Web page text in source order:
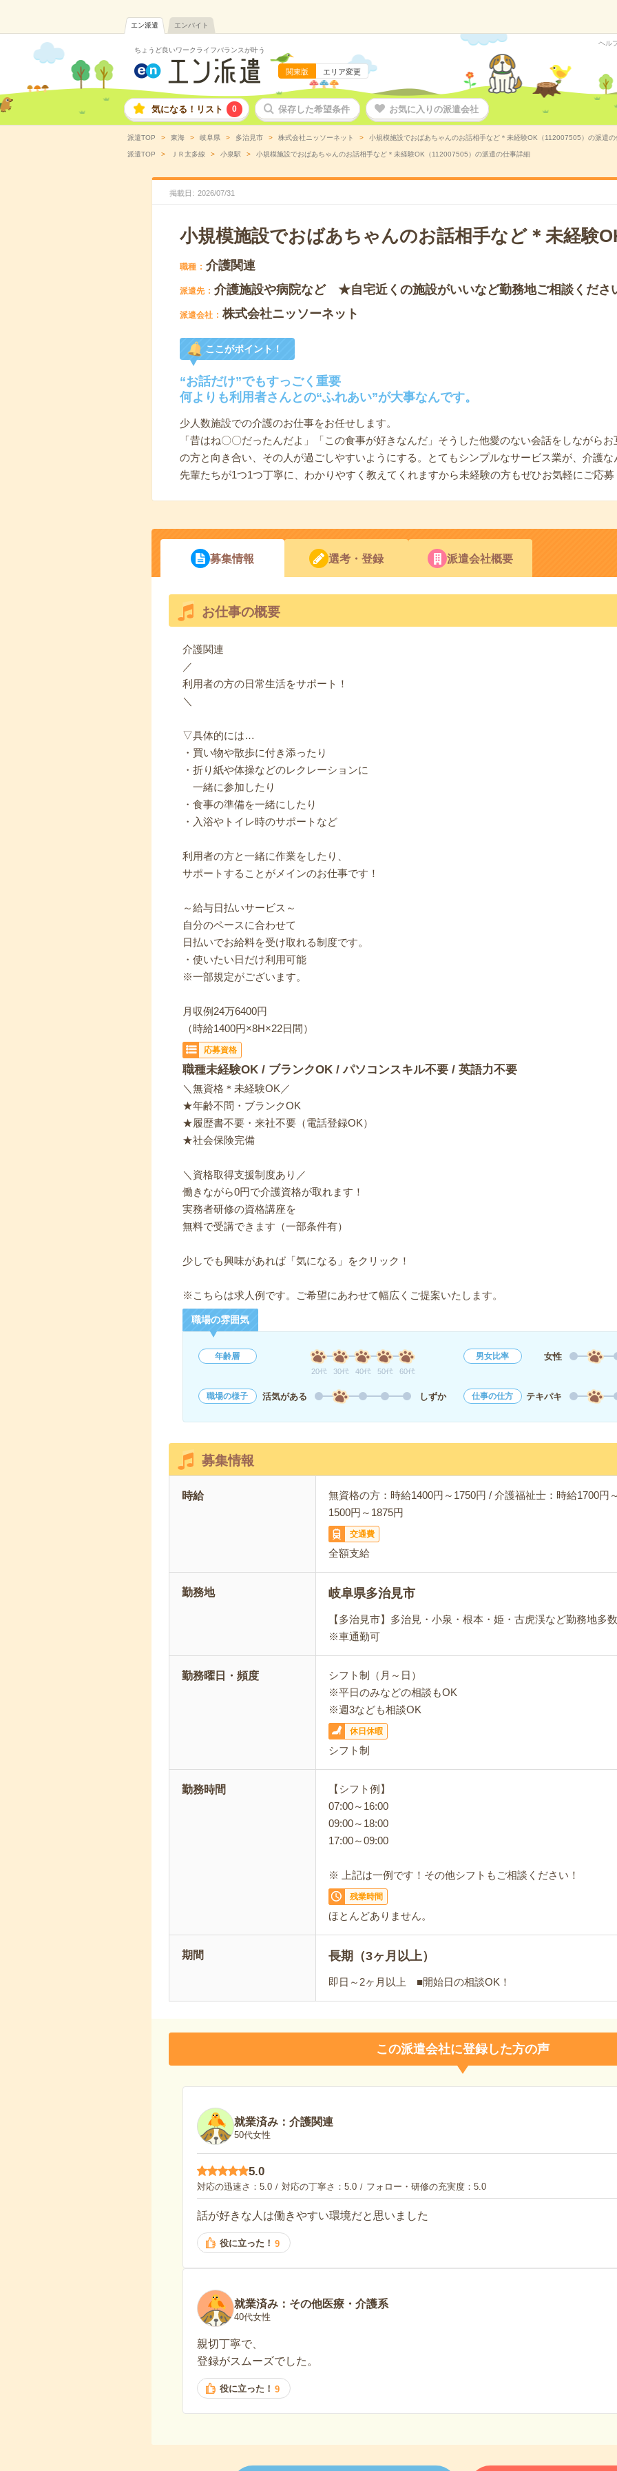
エン派遣 エンバイト
ちょうど良いワークライフバランスが叶う
関東版 エリア変更
ヘル
気になる！リスト 0 保存した希望条件 お気に入りの派遣会社
派遣TOP 東海 岐阜県 多治見市 株式会社ニッソーネット 小規模施設でおばあちゃんのお話相手など＊未経験OK（112007505）の派遣の
派遣TOP ＪＲ太多線 小泉駅 小規模施設でおばあちゃんのお話相手など＊未経験OK（112007505）の派遣の仕事詳細
掲載日 2026/07/31
小規模施設でおばあちゃんのお話相手など＊未経験
職種 介護関連
派遣先 介護施設や病院など ★自宅近くの施設がいいなど勤務地ご相談くださ
派遣会社 株式会社ニッソーネット
ここがポイント！
“お話だけ”でもすっごく重要
何よりも利用者さんとの“ふれあい”が大事なんです。
少人数施設での介護のお仕事をお任せします。
「昔はね〇〇だったんだよ」「この食事が好きなんだ」そうした他愛のない会話をしながら
の方と向き合い、その人が過ごしやすいようにする。とてもシンプルなサービス業が、介護な
先輩たちが1つ1つ丁寧に、わかりやすく教えてくれますから未経験の方もぜひお気軽にご応
募集情報 選考・登録 派遣会社概要
お仕事の概要
介護関連
／
利用者の方の日常生活をサポート！
＼
▽具体的には…
・買い物や散歩に付き添ったり
・折り紙や体操などのレクレーションに
一緒に参加したり
・食事の準備を一緒にしたり
・入浴やトイレ時のサポートなど
利用者の方と一緒に作業をしたり、
サポートすることがメインのお仕事です！
～給与日払いサービス～
自分のペースに合わせて
日払いでお給料を受け取れる制度です。
・使いたい日だけ利用可能
※一部規定がございます。
月収例24万6400円
（時給1400円×8H×22日間）
応募資格
職種未経験OK / ブランクOK / パソコンスキル不要 / 英語力不要
＼無資格＊未経験OK／
★年齢不問・ブランクOK
★履歴書不要・来社不要（電話登録OK）
★社会保険完備
＼資格取得支援制度あり／
働きながら0円で介護資格が取れます！
実務者研修の資格講座を
無料で受講できます（一部条件有）
少しでも興味があれば「気になる」をクリック！
※こちらは求人例です。ご希望にあわせて幅広くご提案いたします。
職場の雰囲気
年齢層
20代 30代 40代 50代 60代
男女比率 女性
職場の様子 活気がある しずか 仕事の仕方 テキパキ
募集情報
時給
無資格の方：時給1400円～1750円 / 介護福祉士：時給1700円
1500円～1875円
交通費
全額支給
勤務地 岐阜県多治見市
【多治見市】多治見・小泉・根本・姫・古虎渓など勤務地多
※車通勤可
勤務曜日・頻度
シフト制（月～日）
※平日のみなどの相談もOK
※週3なども相談OK
休日休暇
シフト制
勤務時間
【シフト例】
07:00～16:00
09:00～18:00
17:00～09:00
※ 上記は一例です！その他シフトもご相談ください！
残業時間
ほとんどありません。
期間 長期（3ヶ月以上）
即日～2ヶ月以上 ■開始日の相談OK！
この派遣会社に登録した方の声
就業済み：介護関連
50代女性
5.0
対応の迅速さ 5.0 対応の丁寧さ 5.0 フォロー・研修の充実度 5.0
話が好きな人は働きやすい環境だと思いました
役に立った！ 9
就業済み：その他医療・介護系
40代女性
親切丁寧で、
登録がスムーズでした。
役に立った！ 9